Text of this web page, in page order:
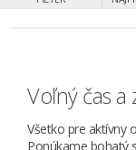
Voľný čas a
Všetko pre aktívny
Ponúkame bohatý